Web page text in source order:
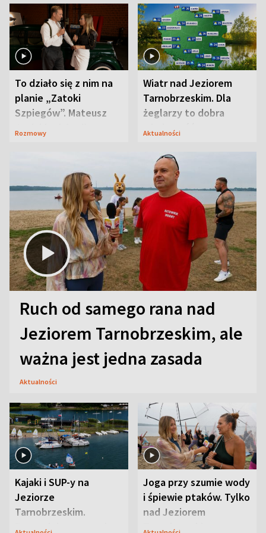
To działo się z nim na
planie „Zatoki
Szpiegów”. Mateusz
Janicki odsłonił
Rozmowy
Wiatr nad Jeziorem
Tarnobrzeskim. Dla
żeglarzy to dobra
wiadomość
Aktualności
Ruch od samego rana nad
Jeziorem Tarnobrzeskim, ale
ważna jest jedna zasada
Aktualności
Kajaki i SUP-y na
Jeziorze
Tarnobrzeskim.
Przyrodnicy zwracają
Joga przy szumie wody
i śpiewie ptaków. Tylko
nad Jeziorem
Tarnobrzeskim